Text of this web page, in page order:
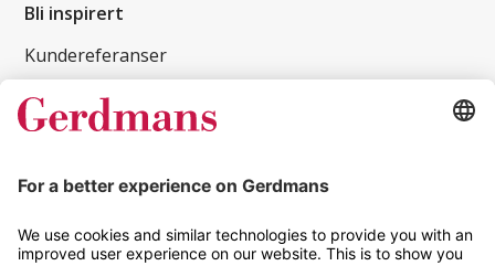
Bli inspirert
Kundereferanser
Magasin
Tips og guider
Kontakt
info@gerdmans.no